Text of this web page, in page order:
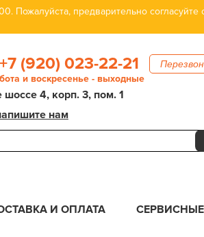
Пожалуйста, предварительно
+7 (920) 023-22-21
и воскресенье - выходные
4, корп. 3, пом. 1
нам
И ОПЛАТА